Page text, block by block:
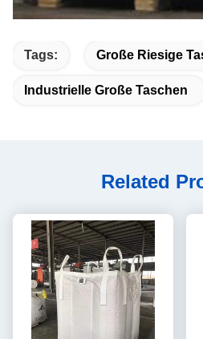
Tags: Große Riesige
Industrielle Große Taschen
Related